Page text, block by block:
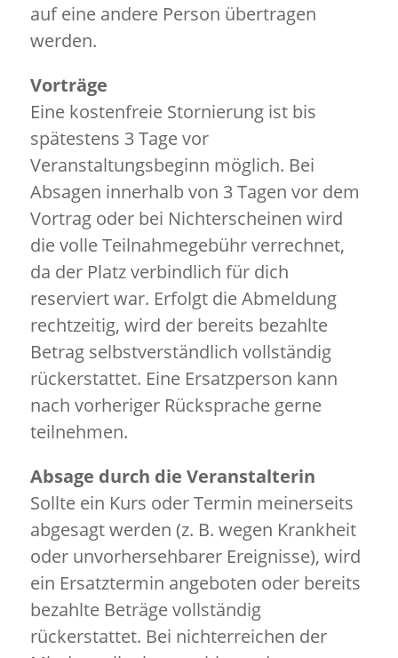
auf eine andere Person übertragen
werden.
Vorträge
Eine kostenfreie Stornierung ist bis
spätestens 3 Tage vor
Veranstaltungsbeginn möglich. Bei
Absagen innerhalb von 3 Tagen vor dem
Vortrag oder bei Nichterscheinen wird
die volle Teilnahmegebühr verrechnet,
da der Platz verbindlich für dich
reserviert war. Erfolgt die Abmeldung
rechtzeitig, wird der bereits bezahlte
Betrag selbstverständlich vollständig
rückerstattet. Eine Ersatzperson kann
nach vorheriger Rücksprache gerne
teilnehmen.
Absage durch die Veranstalterin
Sollte ein Kurs oder Termin meinerseits
abgesagt werden (z. B. wegen Krankheit
oder unvorhersehbarer Ereignisse), wird
ein Ersatztermin angeboten oder bereits
bezahlte Beträge vollständig
rückerstattet. Bei nichterreichen der